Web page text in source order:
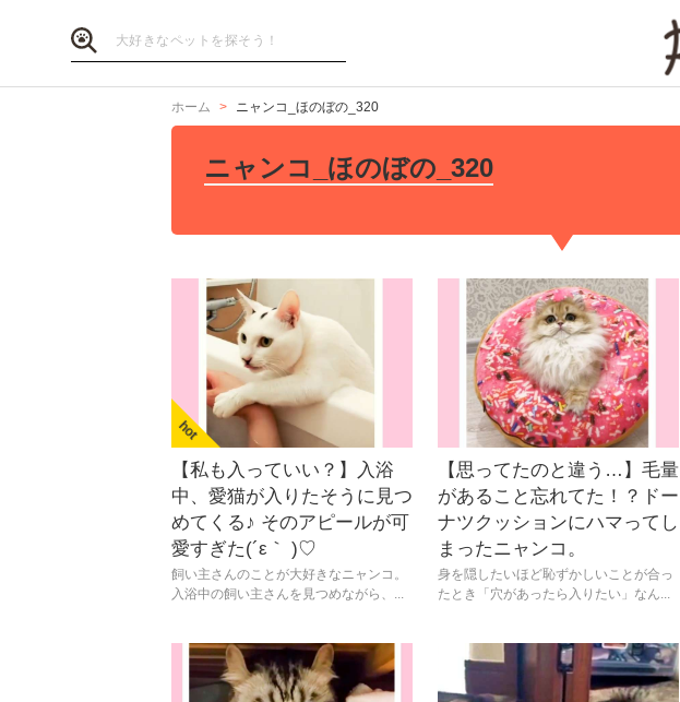
ホーム ニャンコ_ほのぼの_320
ニャンコ_ほのぼの_320
【私も入っていい？】入浴
中、愛猫が入りたそうに見つ
めてくる♪ そのアピールが可
愛すぎた(´ε｀ )♡
飼い主さんのことが大好きなニャンコ。
入浴中の飼い主さんを見つめながら、...
【思ってたのと違う…】毛量
があること忘れてた！？ドー
ナツクッションにハマってし
まったニャンコ。
身を隠したいほど恥ずかしいことが合っ
たとき「穴があったら入りたい」なん...